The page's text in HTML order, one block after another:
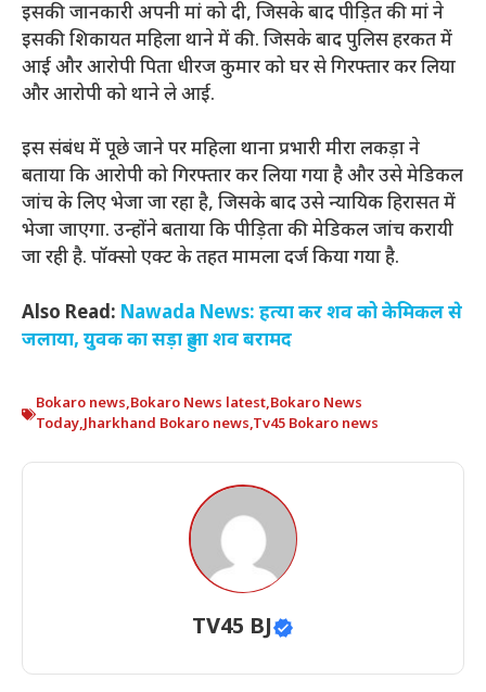
इसकी जानकारी अपनी मां को दी, जिसके बाद पीड़ित की मां ने
इसकी शिकायत महिला थाने में की. जिसके बाद पुलिस हरकत में
आई और आरोपी पिता धीरज कुमार को घर से गिरफ्तार कर लिया
और आरोपी को थाने ले आई.
इस संबंध में पूछे जाने पर महिला थाना प्रभारी मीरा लकड़ा ने
बताया कि आरोपी को गिरफ्तार कर लिया गया है और उसे मेडिकल
जांच के लिए भेजा जा रहा है, जिसके बाद उसे न्यायिक हिरासत में
भेजा जाएगा. उन्होंने बताया कि पीड़िता की मेडिकल जांच करायी
जा रही है. पॉक्सो एक्ट के तहत मामला दर्ज किया गया है.
Also Read: Nawada News: हत्या कर शव को केमिकल से
जलाया, युवक का सड़ा हुआ शव बरामद
Bokaro news,Bokaro News latest,Bokaro News
Today,Jharkhand Bokaro news,Tv45 Bokaro news
TV45 BJ